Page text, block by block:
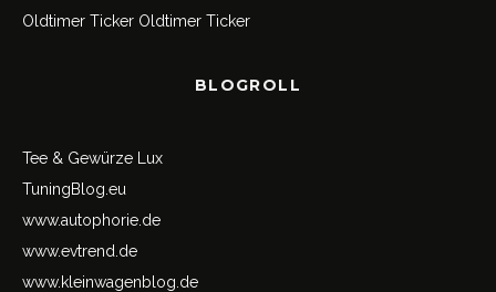
Oldtimer Ticker Oldtimer Ticker
BLOGROLL
Tee & Gewürze Lux
TuningBlog.eu
www.autophorie.de
www.evtrend.de
www.kleinwagenblog.de